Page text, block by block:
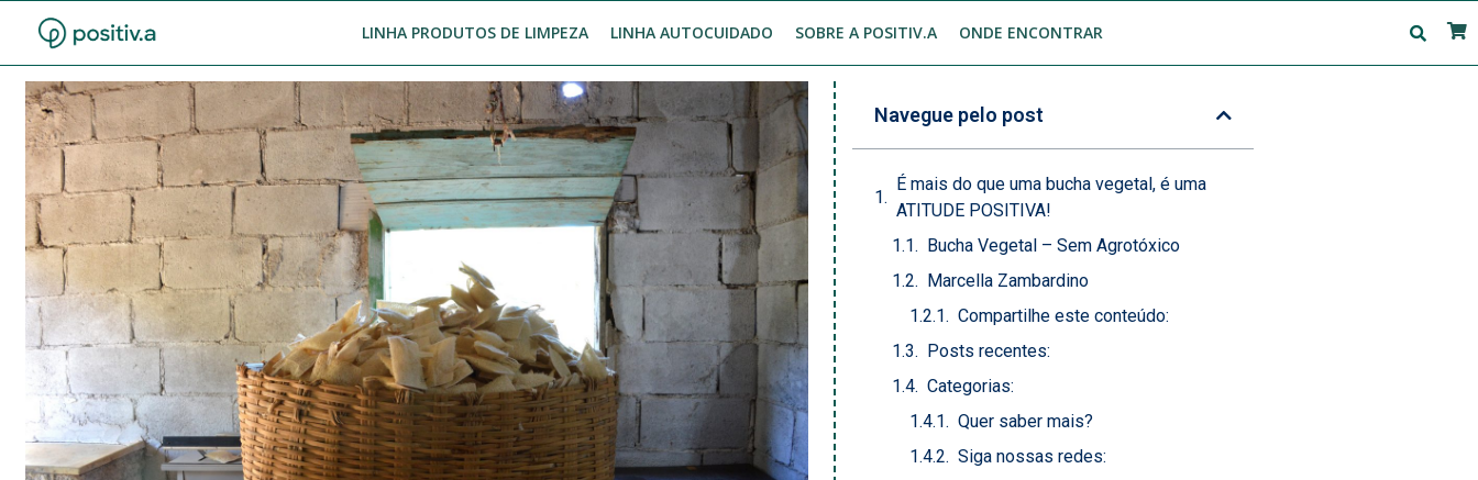
LINHA PRODUTOS DE LIMPEZA LINHA AUTOCUIDADO SOBRE A POSITIV.A ONDE ENCONTRAR
Navegue pelo post
É mais do que uma bucha vegetal, é uma
ATITUDE POSITIVA!
Bucha Vegetal – Sem Agrotóxico
Marcella Zambardino
Compartilhe este conteúdo:
Posts recentes:
Categorias:
Quer saber mais?
Siga nossas redes: